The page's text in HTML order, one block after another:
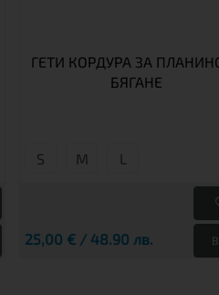
ГЕТИ КОРДУРА ЗА
БЯГАНЕ
S М L
25,00 € / 48.90 лв.